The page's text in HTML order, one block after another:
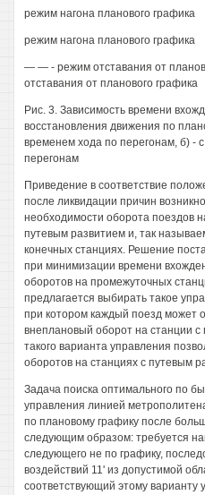
режим нагона планового графика
режим нагона планового графика
— — - режим отставания от
отставания от планового графика
Рис. 3. Зависимость времени
восстановления движения по
временем хода по перегонам, б) -
перегонам
Приведение в соответствие
после ликвидации причин
необходимости оборота поездов
путевым развитием и, так
конечных станциях. Решение
при минимизации времени
оборотов на промежуточных
предлагается выбирать такое
при котором каждый поезд может
внеплановый оборот на станции
такого варианта управления
оборотов на станциях с путевым
Задача поиска оптимального по
управления линией
по плановому графику после
следующим образом: требуется
следующего не по графику,
воздействий 11' из допустимой
соответствующий этому